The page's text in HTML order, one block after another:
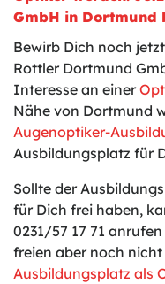
GmbH in Dortmund
Bewirb Dich noch
Rottler Dortmund
Interesse an einer
Nähe von Dortmund
Augenoptiker-
Ausbildungsplatz für
Sollte der
für Dich frei haben,
0231/57 17 71
freien aber noch
Ausbildungsplatz als